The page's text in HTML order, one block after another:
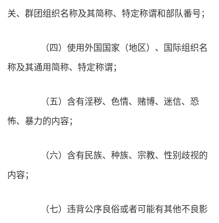
关、群团组织名称及其简称、特定称谓和部队番号；
（四）使用外国国家（地区）、国际组织名
称及其通用简称、特定称谓；
（五）含有淫秽、色情、赌博、迷信、恐
怖、暴力的内容；
（六）含有民族、种族、宗教、性别歧视的
内容；
（七）违背公序良俗或者可能有其他不良影